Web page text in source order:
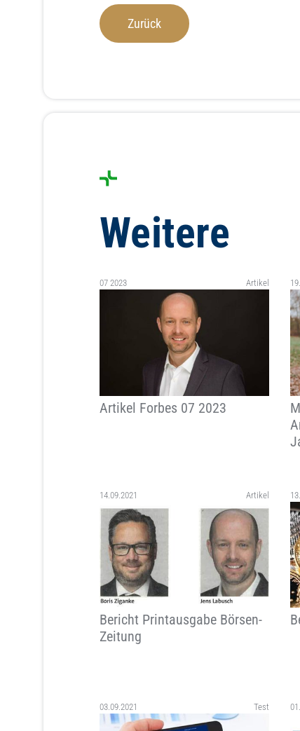
Zurück
Weitere
07 2023 Artikel
Artikel Forbes 07 2023
14.09.2021 Artikel
Bericht Printausgabe Börsen-
Zeitung
03.09.2021 Test